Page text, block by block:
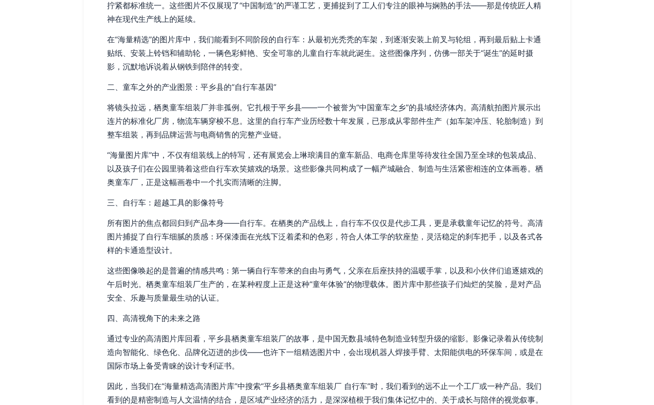
拧紧都标准统一。这些图片不仅展现了“中国制造”的严谨工艺，更捕捉到了工人们专注的眼神与娴熟的手法——那是传统匠人精
神在现代生产线上的延续。
在“海量精选”的图片库中，我们能看到不同阶段的自行车：从最初光秃秃的车架，到逐渐安装上前叉与轮组，再到最后贴上卡通
贴纸、安装上铃铛和辅助轮，一辆色彩鲜艳、安全可靠的儿童自行车就此诞生。这些图像序列，仿佛一部关于“诞生”的延时摄
影，沉默地诉说着从钢铁到陪伴的转变。
二、童车之外的产业图景：平乡县的“自行车基因”
将镜头拉远，栖奥童车组装厂并非孤例。它扎根于平乡县——一个被誉为“中国童车之乡”的县域经济体内。高清航拍图片展示出
连片的标准化厂房，物流车辆穿梭不息。这里的自行车产业历经数十年发展，已形成从零部件生产（如车架冲压、轮胎制造）到
整车组装，再到品牌运营与电商销售的完整产业链。
“海量图片库”中，不仅有组装线上的特写，还有展览会上琳琅满目的童车新品、电商仓库里等待发往全国乃至全球的包装成品、
以及孩子们在公园里骑着这些自行车欢笑嬉戏的场景。这些影像共同构成了一幅产城融合、制造与生活紧密相连的立体画卷。栖
奥童车厂，正是这幅画卷中一个扎实而清晰的注脚。
三、自行车：超越工具的影像符号
所有图片的焦点都回归到产品本身——自行车。在栖奥的产品线上，自行车不仅仅是代步工具，更是承载童年记忆的符号。高清
图片捕捉了自行车细腻的质感：环保漆面在光线下泛着柔和的色彩，符合人体工学的软座垫，灵活稳定的刹车把手，以及各式各
样的卡通造型设计。
这些图像唤起的是普遍的情感共鸣：第一辆自行车带来的自由与勇气，父亲在后座扶持的温暖手掌，以及和小伙伴们追逐嬉戏的
午后时光。栖奥童车组装厂生产的，在某种程度上正是这种“童年体验”的物理载体。图片库中那些孩子们灿烂的笑脸，是对产品
安全、乐趣与质量最生动的认证。
四、高清视角下的未来之路
通过专业的高清图片库回看，平乡县栖奥童车组装厂的故事，是中国无数县域特色制造业转型升级的缩影。影像记录着从传统制
造向智能化、绿色化、品牌化迈进的步伐——也许下一组精选图片中，会出现机器人焊接手臂、太阳能供电的环保车间，或是在
国际市场上备受青睐的设计专利证书。
因此，当我们在“海量精选高清图片库”中搜索“平乡县栖奥童车组装厂 自行车”时，我们看到的远不止一个工厂或一种产品。我们
看到的是精密制造与人文温情的结合，是区域产业经济的活力，是深深植根于我们集体记忆中的、关于成长与陪伴的视觉叙事。